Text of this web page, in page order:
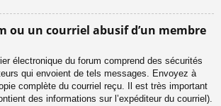
ou un courriel abusif d’un membre
électronique du forum comprend des sécurités
qui envoient de tels messages. Envoyez à
complète du courriel reçu. Il est très important
des informations sur l’expéditeur du courriel).